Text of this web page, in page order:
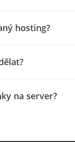
hosting?
na server?